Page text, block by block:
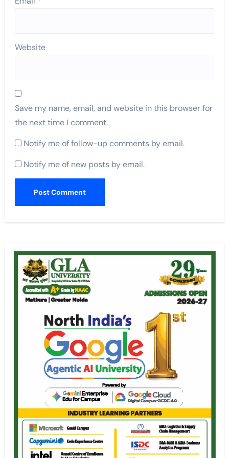
Website
Save my name, email, and website in this browser for
the next time I comment.
Notify me of follow-up comments by email.
Notify me of new posts by email.